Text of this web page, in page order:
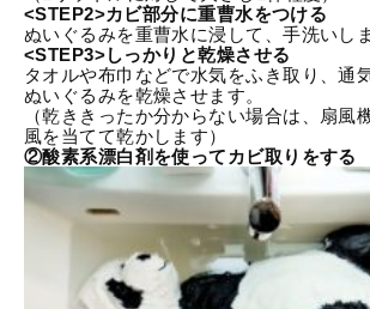
<STEP2>カビ部分に重曹水をつける
ぬいぐるみを重曹水に浸して、手洗いしま
<STEP3>しっかりと乾燥させる
タオルや布巾などで水気をふき取り、通
ぬいぐるみを乾燥させます。
（乾ききったか分からない場合は、扇風
風を当てて乾かします）
②酸素系漂白剤を使ってカビ取りをする